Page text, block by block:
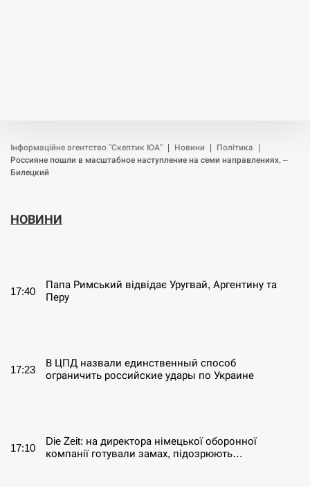
Інформаційне агентство "Скептик ЮА" Новини Політика
Россияне пошли в масштабное наступление на семи направлениях, –
Билецкий
НОВИНИ
17:40
Папа Римський відвідає Уругвай, Аргентину та
Перу
17:23
В ЦПД назвали единственный способ
ограничить российские удары по Украине
17:10
Die Zeit: на директора німецької оборонної
компанії готували замах, підозрюють…